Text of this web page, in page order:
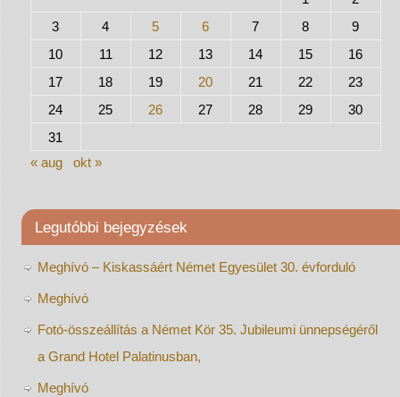
3
4 5 6 7 8
9
10
11 12 13 14 15
16
17
18 19 20 21 22
23
24
25 26 27 28 29
30
31
« aug
okt »
Legutóbbi bejegyzések
Meghívó – Kiskassáért Német Egyesület 30. évforduló
Meghívó
Fotó-összeállítás a Német Kör 35. Jubileumi ünnepségéről
a Grand Hotel Palatinusban,
Meghívó